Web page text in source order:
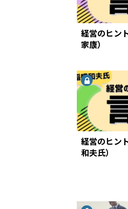
経営のヒン
家康）
経営のヒン
和夫氏）